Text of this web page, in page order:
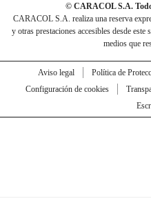
© CARACOL S.A.
CARACOL S.A. realiza una reserva
y otras prestaciones accesibles desde
medios que
Aviso legal Política de
Configuración de cookies